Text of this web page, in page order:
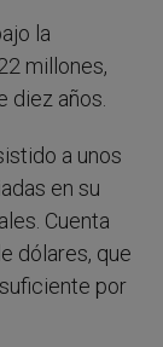
la
millones,
diez años.
a unos
en su
Cuenta
dólares, que
por